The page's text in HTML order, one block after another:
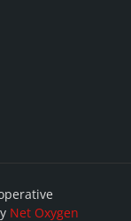
Net Oxygen